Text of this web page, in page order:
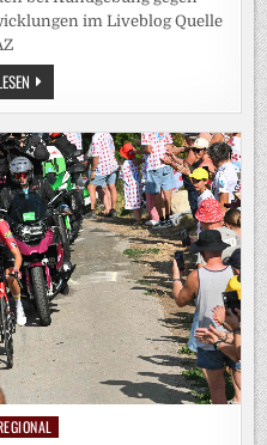
im Liveblog Quelle
DEUTSCHLAND-
LIVEBLOG:
MEDIENBERICHTE:
US-
SICHERHEITSBEHÖRDEN
VERMUTEN
MOSKAU
HINTER
VORFALL
IN
LEIPZIG